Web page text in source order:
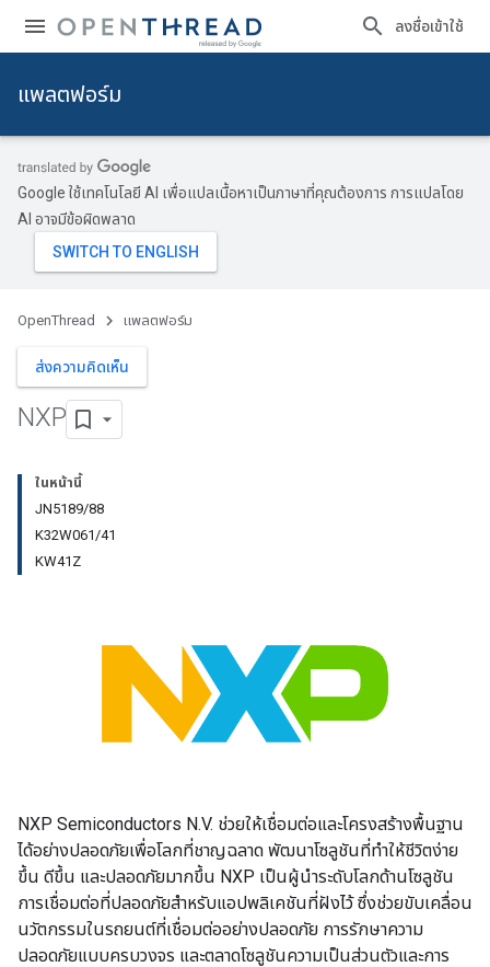
ลงชื่อเข้าใช้
แพลตฟอร์ม
Google ใช้เทคโนโลยี AI เพื่อแปลเนื้อหาเป็นภาษาที่คุณต้องการ การแปลโดย
AI อาจมีข้อผิดพลาด
OpenThread แพลตฟอร์ม
ส่งความคิดเห็น
NXP
ในหน้านี้
JN5189/88
K32W061/41
KW41Z
NXP Semiconductors N.V. ช่วยให้เชื่อมต่อและโครงสร้างพื้นฐาน
ได้อย่างปลอดภัยเพื่อโลกที่ชาญฉลาด พัฒนาโซลูชันที่ทําให้ชีวิตง่าย
ขึ้น ดีขึ้น และปลอดภัยมากขึ้น NXP เป็นผู้นําระดับโลกด้านโซลูชัน
การเชื่อมต่อที่ปลอดภัยสําหรับแอปพลิเคชันที่ฝังไว้ ซึ่งช่วยขับเคลื่อน
นวัตกรรมในรถยนต์ที่เชื่อมต่ออย่างปลอดภัย การรักษาความ
ปลอดภัยแบบครบวงจร และตลาดโซลูชันความเป็นส่วนตัวและการ